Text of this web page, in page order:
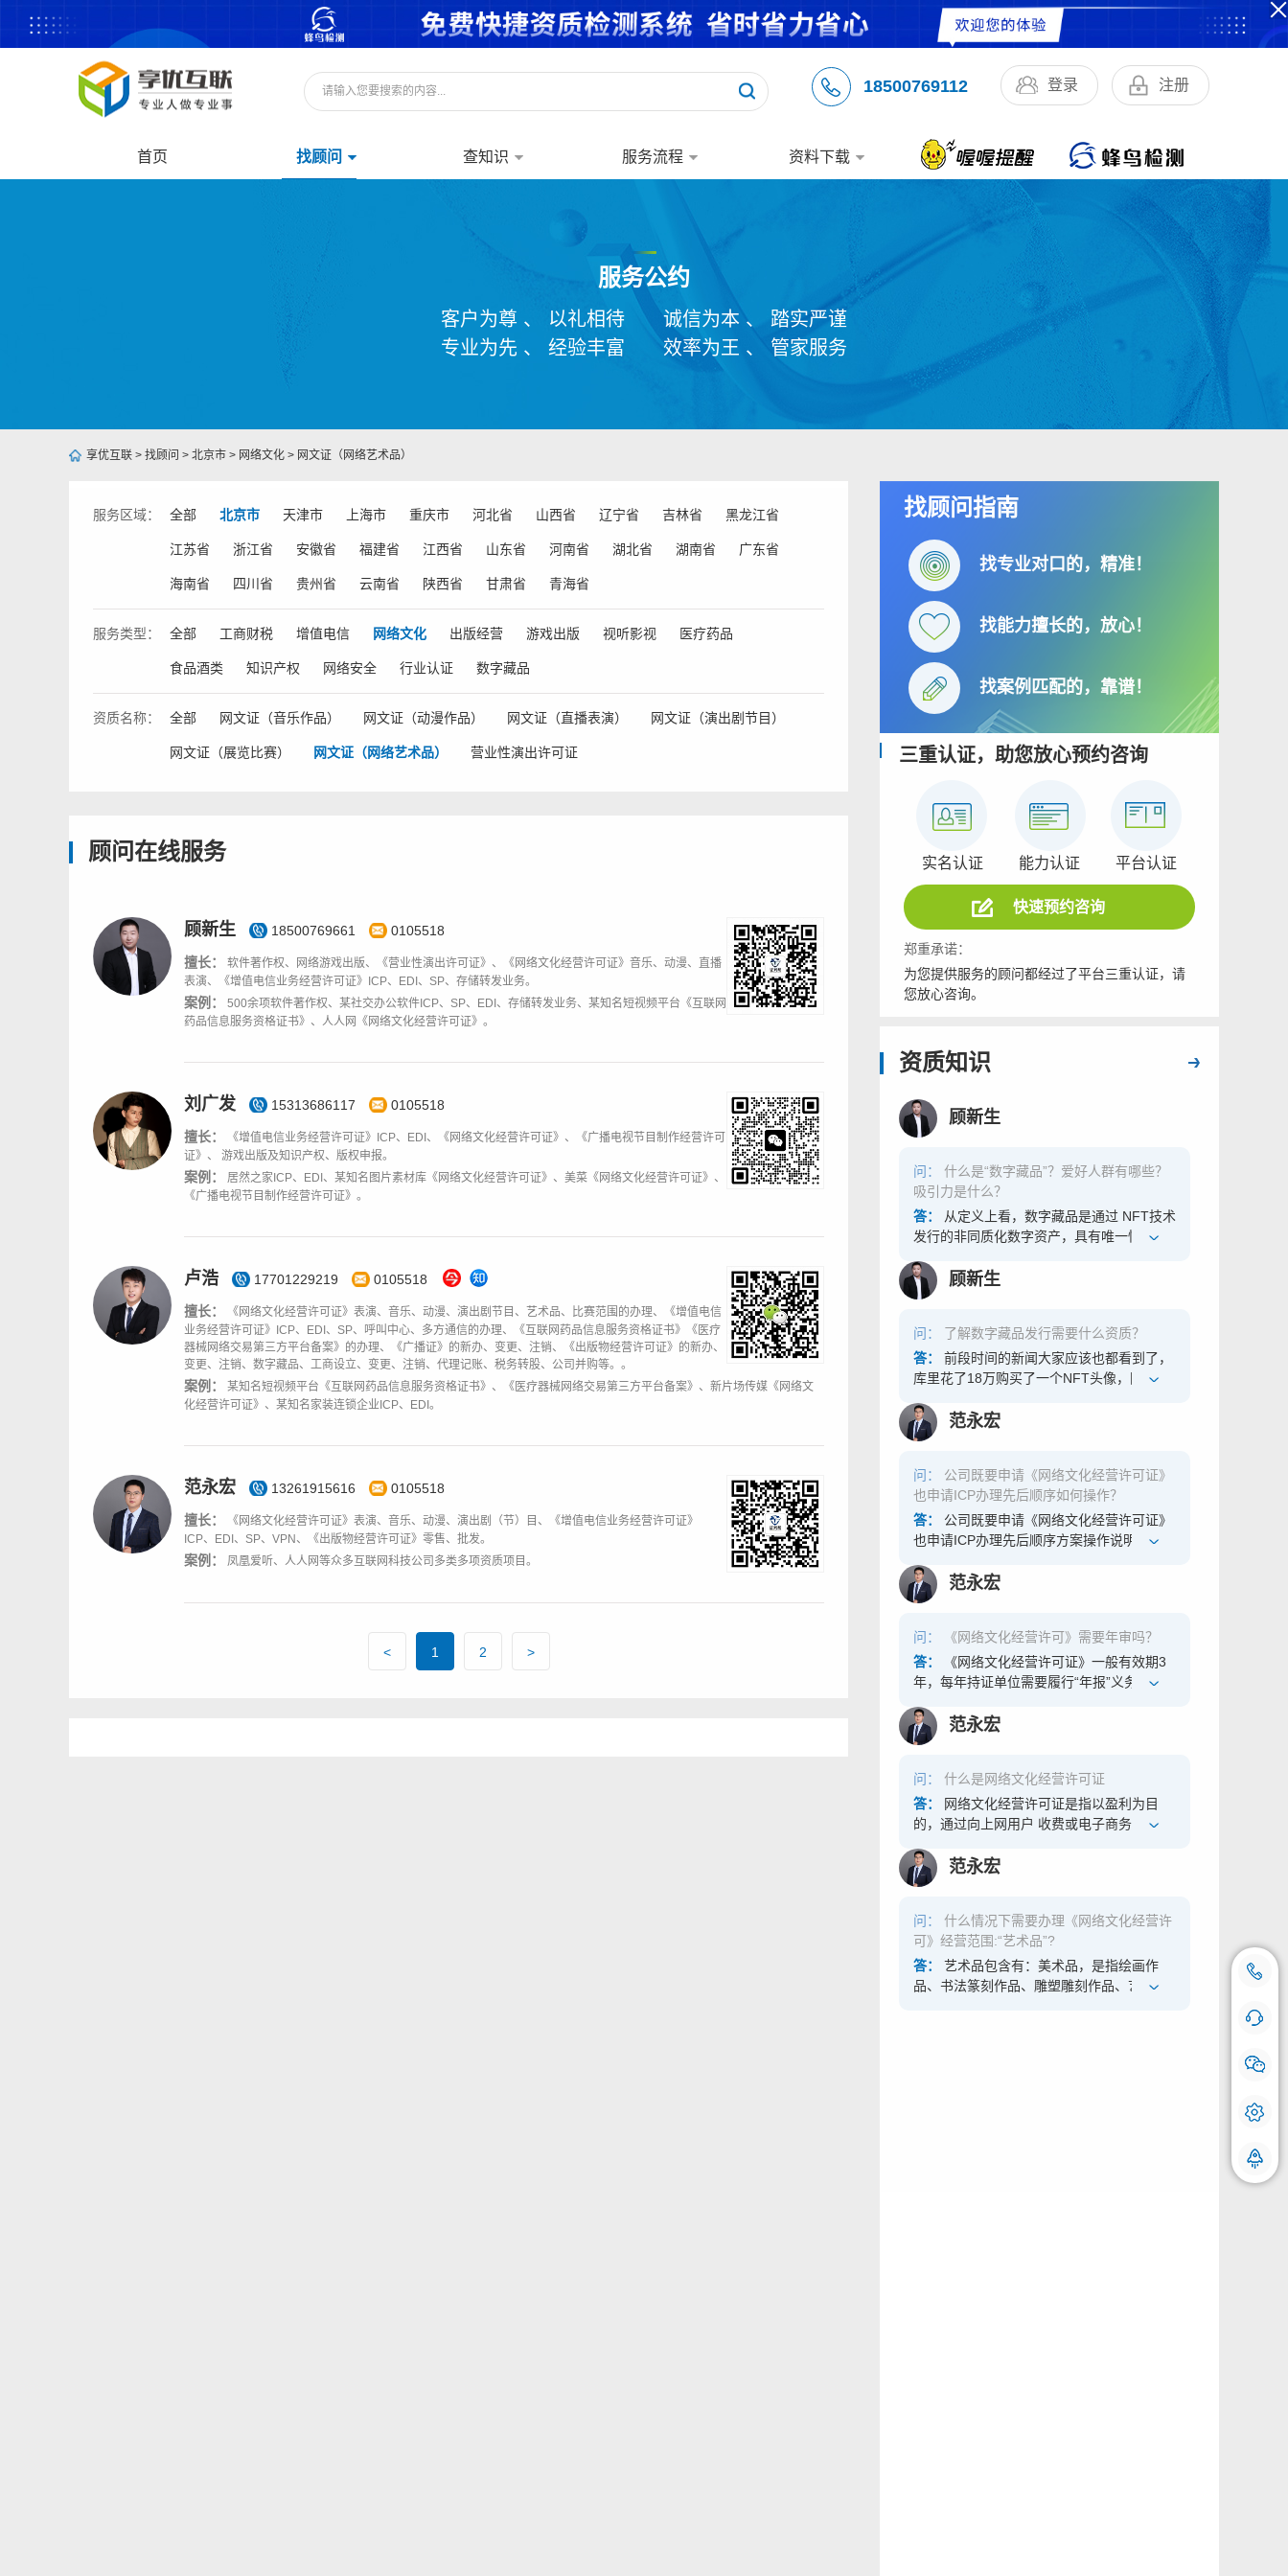
咨询热线：18500769112
18500769112 登录 注册
首页 找顾问 查知识 服务流程 资料下载
服务公约
客户为尊 、 以礼相待
诚信为本 、 踏实严谨
专业为先 、 经验丰富
效率为王 、 管家服务
享优互联 > 找顾问 > 北京市 > 网络文化 > 网文证（网络艺术品）
服务区域： 全部 北京市 天津市 上海市 重庆市 河北省 山西省 辽宁省 吉林省 黑龙江省
江苏省 浙江省 安徽省 福建省 江西省 山东省 河南省 湖北省 湖南省 广东省
海南省 四川省 贵州省 云南省 陕西省 甘肃省 青海省
服务类型： 全部 工商财税 增值电信 网络文化 出版经营 游戏出版 视听影视 医疗药品
食品酒类 知识产权 网络安全 行业认证 数字藏品
资质名称： 全部 网文证（音乐作品） 网文证（动漫作品） 网文证（直播表演） 网文证（演出剧节目）
网文证（展览比赛） 网文证（网络艺术品） 营业性演出许可证
顾问在线服务
顾新生 18500769661 0105518
擅长：
软件著作权、网络游戏出版、《营业性演出许可证》、《网络文化经营许可证》音乐、动漫、直播
表演、《增值电信业务经营许可证》ICP、EDI、SP、存储转发业务。
案例：
500余项软件著作权、某社交办公软件ICP、SP、EDI、存储转发业务、某知名短视频平台《互联网
药品信息服务资格证书》、人人网《网络文化经营许可证》。
刘广发 15313686117 0105518
擅长：
《增值电信业务经营许可证》ICP、EDI、《网络文化经营许可证》、《广播电视节目制作经营许可
证》、 游戏出版及知识产权、版权申报。
案例：
居然之家ICP、EDI、某知名图片素材库《网络文化经营许可证》、美菜《网络文化经营许可证》、
《广播电视节目制作经营许可证》。
卢浩 17701229219 0105518
擅长：
《网络文化经营许可证》表演、音乐、动漫、演出剧节目、艺术品、比赛范围的办理、《增值电信
业务经营许可证》ICP、EDI、SP、呼叫中心、多方通信的办理、《互联网药品信息服务资格证书》《医疗
器械网络交易第三方平台备案》的办理、《广播证》的新办、变更、注销、《出版物经营许可证》的新办、
变更、注销、数字藏品、工商设立、变更、注销、代理记账、税务转股、公司并购等。。
案例：
某知名短视频平台《互联网药品信息服务资格证书》、《医疗器械网络交易第三方平台备案》、新片场传媒《网络文
化经营许可证》、某知名家装连锁企业ICP、EDI。
范永宏 13261915616 0105518
擅长：
《网络文化经营许可证》表演、音乐、动漫、演出剧（节）目、《增值电信业务经营许可证》
ICP、EDI、SP、VPN、《出版物经营许可证》零售、批发。
案例： 凤凰爱听、人人网等众多互联网科技公司多类多项资质项目。
< 1 2 >
找顾问指南
找专业对口的，精准！
找能力擅长的，放心！
找案例匹配的，靠谱！
三重认证，助您放心预约咨询
实名认证 能力认证 平台认证
快速预约咨询
郑重承诺：
为您提供服务的顾问都经过了平台三重认证，请
您放心咨询。
资质知识
顾新生
问：
什么是“数字藏品”？爱好人群有哪些？
吸引力是什么？
答：
从定义上看，数字藏品是通过 NFT技术
发行的非同质化数字资产，具有唯一性和不
权属于科技公司，而经过 NFT 技术形成的数
字资产则属于个人所有，所以具有稀缺性。
助区块链技术实现数字艺术品的可信存证，
每一个 NFT 作品都映射着特定区块链上的唯
一序列号，不可篡改也不可分割，成功确保
确权，让用户可以直接在小程序购买、鉴赏
与分享，从而让更多传统文化爱好者能拥有
藏。 在元宇宙和数字藏品领域，区块链作为
一种新型的信息技术，具有账本一致性、透
明可追溯、不可室改等特性，能够为数字文
创作品的版权保护提供高效解决方案。其
Token）就是一种使用了区块链技术的新型
数字作品权属凭证，通过将文创作品的权属
信息的可追溯可查询特性，让创造者更便捷
地实现作品的确权，并对作品的权属转移和
使用过程进行跟踪追溯，能够有效解决数字
取证难等方面的痛点，进一步规范数字文创
版权保护，激发数字内容市场活力。 享优互
文化_数字藏品_商务咨询_资质办理服务 相
对于传统收藏品市场，数字藏品的出现能够
很好地满足以“95 后”和“00 后”为代表的年轻
“数字藏品”变成眼下年轻人关心的时尚潮流
之一。 数字藏品用造型艺术核心理念、巨大
字藏品的使用价值，获得同圈内人群的认
同，与此同时也具有了元宇宙与众不同的真
实身份凭据，数字藏品和 IP 的融合满足了年
轻人的新消费市场。元宇宙的基础架构正是
顾新生
问：
了解数字藏品发行需要什么资质？
答：
前段时间的新闻大家应该也都看到了，
库里花了18万购买了一个NFT头像，国内也
如果也想卖这种数字藏品我们需要办理什么
资质呢？今天我就给大家讲讲相关资质。
品是通过 NFT技术发行的非同质化数字资
产，具有唯一性和不可复制性。简单来说，
以前的数字资产归属权属于科技公司，而经
过 NFT 技术形成的数字资产则属于个人所
于数字技术的推动，借助区块链技术实现数
字艺术品的可信存证，每一个 NFT 作品都映
也不可分割，成功确保了数字艺术品的真实
可信。再通过技术进行确权，让用户可以直
接在小程序购买、鉴赏与分享，从而让更多
存、随时鉴赏分享的收藏。 在元宇宙和数字
藏品领域，区块链作为一种新型的信息技
改等特性，能够为数字文创作品的版权保护
提供高效解决方案。其中，非同质化通证
（NFT，Non-Fungible Token）就是一种使
通过将文创作品的权属存储在去中心化的区
块链网络上，利用链上信息的可追溯可查询
并对作品的权属转移和使用过程进行跟踪追
溯，能够有效解决数字文创作品在版权确权
难、版权追溯难、维权取证难等方面的痛
点，进一步规范数字文创版权保护，激发数
范永宏
问：
公司既要申请《网络文化经营许可证》
也申请ICP办理先后顺序如何操作？
答：
公司既要申请《网络文化经营许可证》
也申请ICP办理先后顺序方案操作说明？
范永宏
问：
《网络文化经营许可》需要年审吗？
答：
《网络文化经营许可证》一般有效期3
年，每年持证单位需要履行“年报”义务，而
范永宏
问：
什么是网络文化经营许可证
答：
网络文化经营许可证是指以盈利为目
的，通过向上网用户 收费或电子商务、广
产品及其服务的活动。 对申请从事经营性文
化活动的省、自治区、直辖市人民政府文化
批准或不批准的决定。批准的，核发《网络
文化经营许可证》，并 向社会公告；不批准
的，应当书面通知申请人并说明理由。申请
从事经营性互联网活动经 批准后，应当持
范永宏
问：
什么情况下需要办理《网络文化经营许
可》经营范围:“艺术品”?
答：
艺术品包含有：美术品，是指绘画作
品、书法篆刻作品、雕塑雕刻作品、艺术摄